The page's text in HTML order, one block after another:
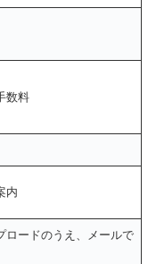
数料
内
ロードのうえ、メールで